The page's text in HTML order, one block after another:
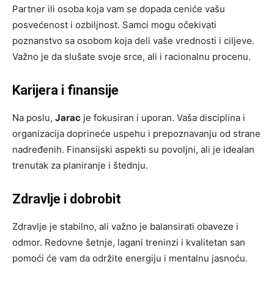
Partner ili osoba koja vam se dopada ceniće vašu
posvećenost i ozbiljnost. Samci mogu očekivati
poznanstvo sa osobom koja deli vaše vrednosti i ciljeve.
Važno je da slušate svoje srce, ali i racionalnu procenu.
Karijera i finansije
Na poslu, Jarac je fokusiran i uporan. Vaša disciplina i
organizacija doprineće uspehu i prepoznavanju od strane
nadređenih. Finansijski aspekti su povoljni, ali je idealan
trenutak za planiranje i štednju.
Zdravlje i dobrobit
Zdravlje je stabilno, ali važno je balansirati obaveze i
odmor. Redovne šetnje, lagani treninzi i kvalitetan san
pomoći će vam da održite energiju i mentalnu jasnoću.